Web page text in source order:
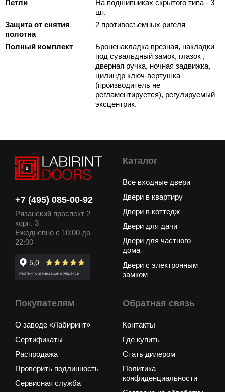
Петли
На подшипниках скрытого типа - 3
шт.
Защита от снятия
полотна
2 противосъемных ригеля
Полный комплект
Броненакладка врезная, накладки
под сувальдный замок, глазок ,
дверная ручка, ночная задвижка,
цилиндр ключ-вертушка
(производитель не
регламентируется), регулируемый
эксцентрик.
+7 (495) 085-00-92
Рязанский проспект 2
корп. 3
Ежедневно с 10:00 до
22:00
Каталог
Все входные двери
Двери в квартиру
Двери в коттедж
Двери для дачи
Двери для частного
дома
Двери с электронным
замком
Покупателям
О заводе «Лабиринт»
Сертификаты
Распродажа
Проверить подлинность
Сервисная служба
Обратная связь
Контакты
Где купить
Стать дилером
Политика
конфиденциальности